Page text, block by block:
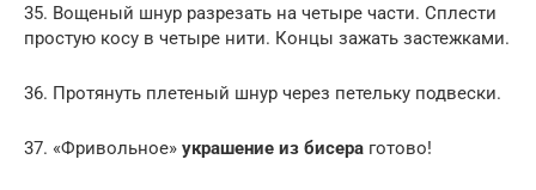
35. Вощеный шнур разрезать на четыре части. Сплести
простую косу в четыре нити. Концы зажать застежками.
36. Протянуть плетеный шнур через петельку подвески.
37. «Фривольное» украшение из бисера готово!